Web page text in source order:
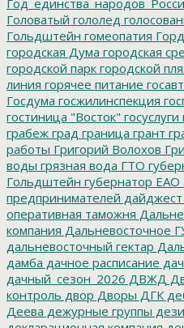
Головатый гололед
Гольдштейн гомеопатия
городская Дума городская
городской парк городской
линия горячее питание
Госдума госжилинспекция
гостиница "Восток" госуслуги
грабеж град граница грант
работы Григорий Волохов
воды грязная вода ГТО
Гольдштейн губернатор ЕАО
предпринимателей дайджест
оперативная таможня
компания Дальневосточное
дальневосточный гектар
дамба дачное расписание
дачный_сезон_2026 ДВЖД
контроль двор Дворы ДГК
Деева дежурные группы